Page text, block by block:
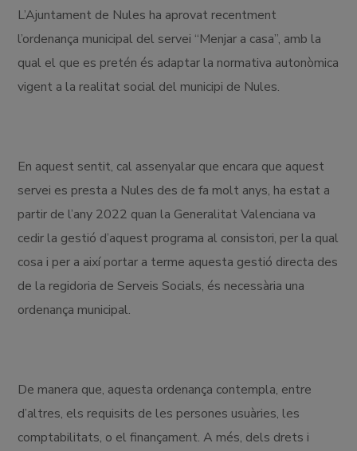
L’Ajuntament de Nules ha aprovat recentment
l’ordenança municipal del servei “Menjar a casa”, amb la
qual el que es pretén és adaptar la normativa autonòmica
vigent a la realitat social del municipi de Nules.
En aquest sentit, cal assenyalar que encara que aquest
servei es presta a Nules des de fa molt anys, ha estat a
partir de l’any 2022 quan la Generalitat Valenciana va
cedir la gestió d’aquest programa al consistori, per la qual
cosa i per a així portar a terme aquesta gestió directa des
de la regidoria de Serveis Socials, és necessària una
ordenança municipal.
De manera que, aquesta ordenança contempla, entre
d’altres, els requisits de les persones usuàries, les
comptabilitats, o el finançament. A més, dels drets i